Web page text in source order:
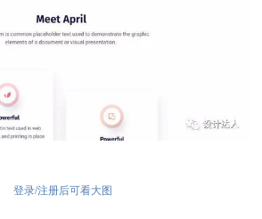
登录/注册后可看大图